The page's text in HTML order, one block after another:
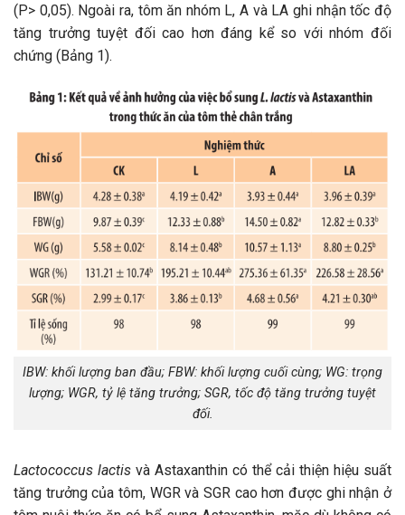
(P> 0,05). Ngoài ra, tôm ăn nhóm L, A và LA ghi nhận tốc độ
tăng trưởng tuyệt đối cao hơn đáng kể so với nhóm đối
chứng (Bảng 1).
IBW: khối lượng ban đầu; FBW: khối lượng cuối cùng; WG: trọng
lượng; WGR, tỷ lệ tăng trưởng; SGR, tốc độ tăng trưởng tuyệt
đối.
Lactococcus lactis và Astaxanthin có thể cải thiện hiệu suất
tăng trưởng của tôm, WGR và SGR cao hơn được ghi nhận ở